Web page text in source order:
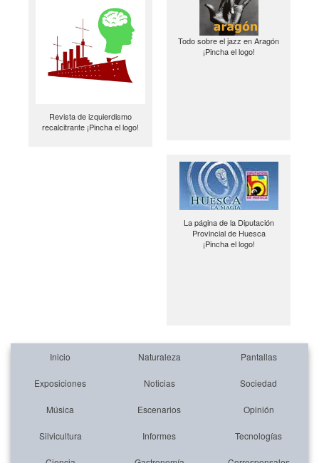
Revista de izquierdismo
recalcitrante ¡Pincha el logo!
Todo sobre el jazz en Aragón
¡Pincha el logo!
La página de la Diputación
Provincial de Huesca
¡Pincha el logo!
Inicio Naturaleza Pantallas
Exposiciones Noticias Sociedad
Música Escenarios Opinión
Silvicultura Informes Tecnologías